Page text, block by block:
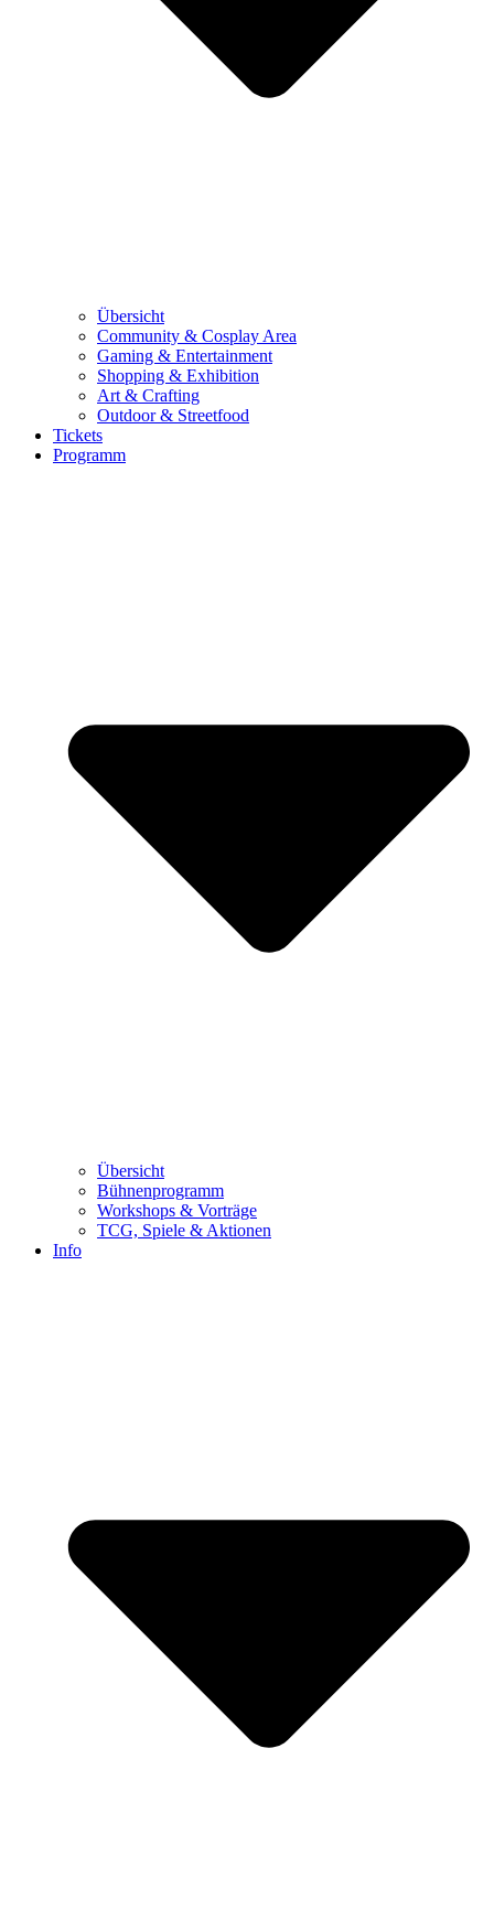
Übersicht
Community & Cosplay Area
Gaming & Entertainment
Shopping & Exhibition
Art & Crafting
Outdoor & Streetfood
Tickets
Programm
Übersicht
Bühnenprogramm
Workshops & Vorträge
TCG, Spiele & Aktionen
Info